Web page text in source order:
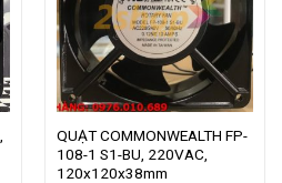
QUẠT COMMONWEALTH FP-
108-1 S1-BU, 220VAC,
120x120x38mm